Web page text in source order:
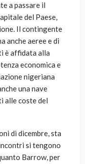
a passare il
del Paese,
Il contingente
anche aeree e di
è affidata alla
economica e
nigeriana
una nave
alle coste del
di dicembre, sta
si tengono
Barrow, per